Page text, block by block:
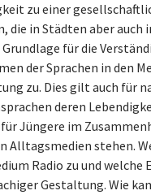
zu einer
die in Städten aber auch
für die
der Sprachen in den
zu. Dies gilt auch für
deren
Jüngere im
Alltagsmedien stehen.
Radio zu und
Gestaltung. Wie